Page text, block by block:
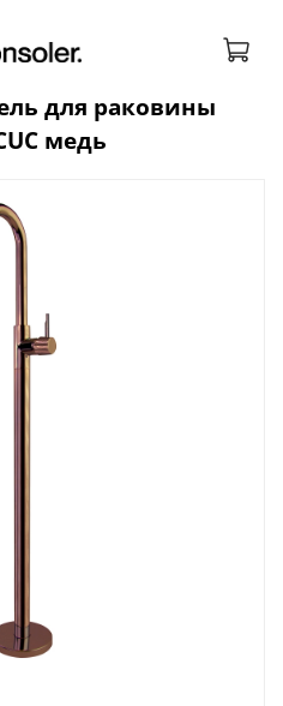
для раковины
медь